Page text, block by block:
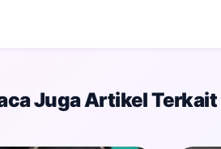
Juga Artikel Terkait